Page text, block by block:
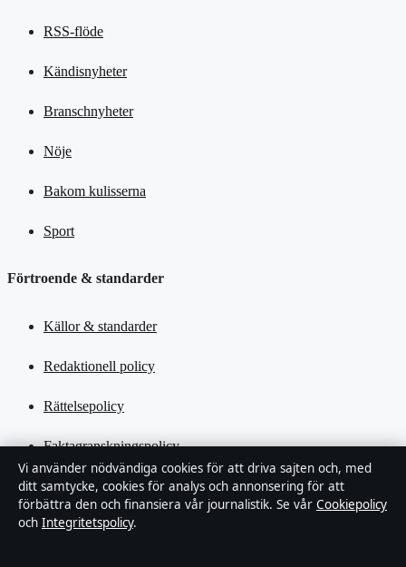
RSS-flöde
Kändisnyheter
Branschnyheter
Nöje
Bakom kulisserna
Sport
Förtroende & standarder
Källor & standarder
Redaktionell policy
Rättelsepolicy
Faktagranskningspolicy
Ägande & finansiering
Integritetspolicy
Vi använder nödvändiga cookies för att driva sajten och, med
ditt samtycke, cookies för analys och annonsering för att
förbättra den och finansiera vår journalistik. Se vår Cookiepolicy
och Integritetspolicy.